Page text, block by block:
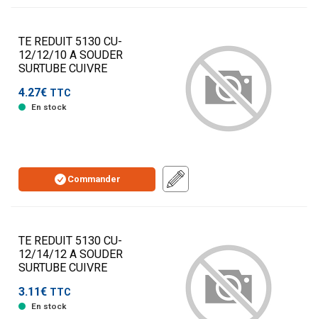
TE REDUIT 5130 CU-
12/12/10 A SOUDER
SURTUBE CUIVRE
4.27€ TTC
En stock
Commander
TE REDUIT 5130 CU-
12/14/12 A SOUDER
SURTUBE CUIVRE
3.11€ TTC
En stock